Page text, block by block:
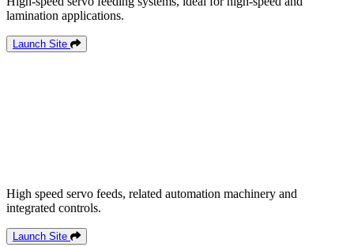
lamination applications.
Launch Site
High speed servo feeds, related automation machinery and
integrated controls.
Launch Site